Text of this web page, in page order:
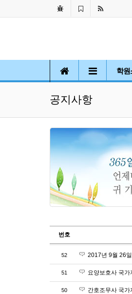
학원
공지사항
번호
52 2017년 9월 26
51 요양보호사 국가
50 간호조무사 국가